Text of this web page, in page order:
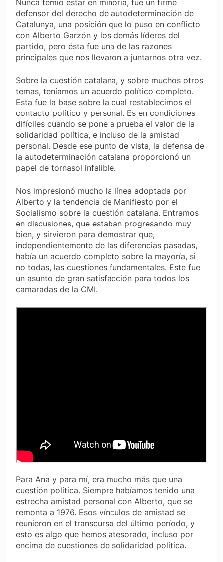
Nunca temió estar en minoría, fue un firme
defensor del derecho de autodeterminación de
Catalunya, una posición que lo puso en conflicto
con Alberto Garzón y los demás líderes del
partido, pero ésta fue una de las razones
principales que nos llevaron a juntarnos otra vez.
Sobre la cuestión catalana, y sobre muchos otros
temas, teníamos un acuerdo político completo.
Esta fue la base sobre la cual restablecimos el
contacto político y personal. Es en condiciones
difíciles cuando se pone a prueba el valor de la
solidaridad política, e incluso de la amistad
personal. Desde ese punto de vista, la defensa de
la autodeterminación catalana proporcionó un
papel de tornasol infalible.
Nos impresionó mucho la línea adoptada por
Alberto y la tendencia de Manifiesto por el
Socialismo sobre la cuestión catalana. Entramos
en discusiones, que estaban progresando muy
bien, y sirvieron para demostrar que,
independientemente de las diferencias pasadas,
había un acuerdo completo sobre la mayoría, si
no todas, las cuestiones fundamentales. Este fue
un asunto de gran satisfacción para todos los
camaradas de la CMI.
Para Ana y para mí, era mucho más que una
cuestión política. Siempre habíamos tenido una
estrecha amistad personal con Alberto, que se
remonta a 1976. Esos vínculos de amistad se
reunieron en el transcurso del último período, y
esto es algo que hemos atesorado, incluso por
encima de cuestiones de solidaridad política.